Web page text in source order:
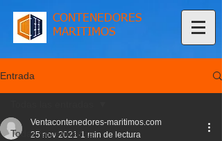
CONTENEDORES
MARITIMOS
Entrada
Todas las entradas
Ventacontenedores-maritimos.com
25 nov 2021 1 min de lectura